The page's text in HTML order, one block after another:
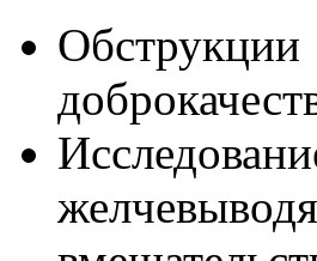
Обструкции